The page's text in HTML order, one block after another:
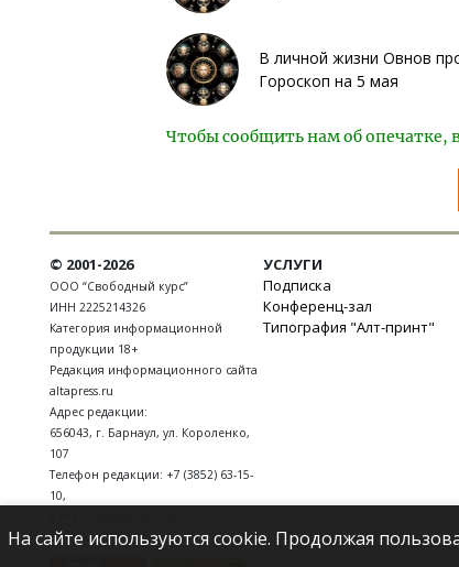
В личной жизни Овнов
Гороскоп на 5 мая
Чтобы сообщить нам об
© 2001-2026
ООО “Свободный курс”
ИНН 2225214326
Категория информационной
продукции 18+
Редакция информационного сайта
altapress.ru
Адрес редакции:
656043, г. Барнаул, ул. Короленко,
107
Телефон редакции: +7 (3852) 63-15-
10,
УСЛУГИ
Подписка
Конференц-зал
Типография "Алт-принт"
На сайте используются cookie. Продолжая